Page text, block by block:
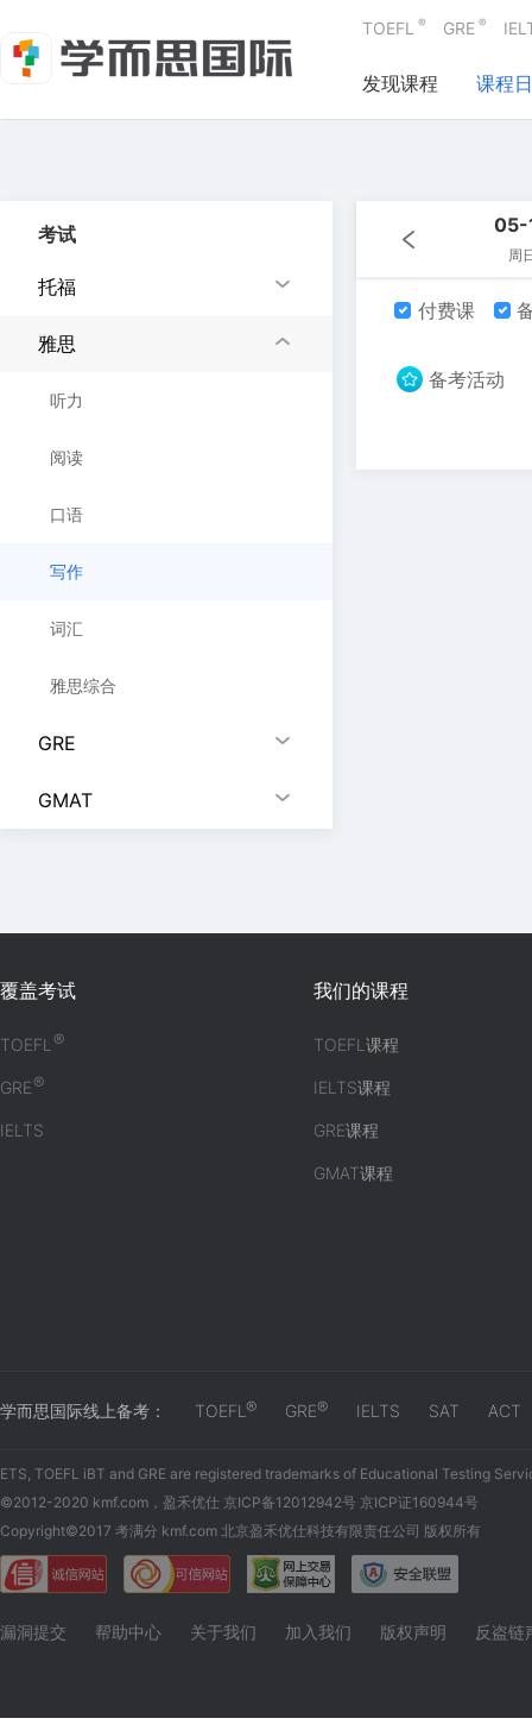
TOEFL ® GRE ®
发现课程 课程
考试
托福
雅思
听力
阅读
口语
写作
词汇
雅思综合
GRE
GMAT
05-
周
付费课
备考活动
覆盖考试
TOEFL®
GRE®
IELTS
我们的课程
TOEFL课程
IELTS课程
GRE课程
GMAT课程
学而思国际线上备考： TOEFL ® GRE® IELTS SAT ACT
ETS, TOEFL iBT and GRE are registered trademarks of Educational Testing
©2012-2020 kmf.com，盈禾优仕 京ICP备12012942号 京ICP证160944号
Copyright©2017 考满分 kmf.com 北京盈禾优仕科技有限责任公司 版权所有
漏洞提交 帮助中心 关于我们 加入我们 版权声明 反盗链